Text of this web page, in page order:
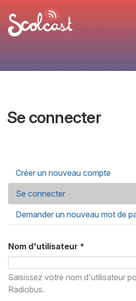
Se connecter
Onglets
Créer un nouveau compte
Se connecter
Demander un nouveau mot de
Nom d'utilisateur *
Saisissez votre nom d'utilisateur
Radiobus.